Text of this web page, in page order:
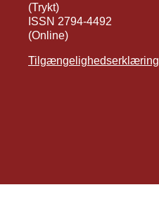
(Trykt)
ISSN 2794-4492
(Online)
Tilgængelighedserklæring